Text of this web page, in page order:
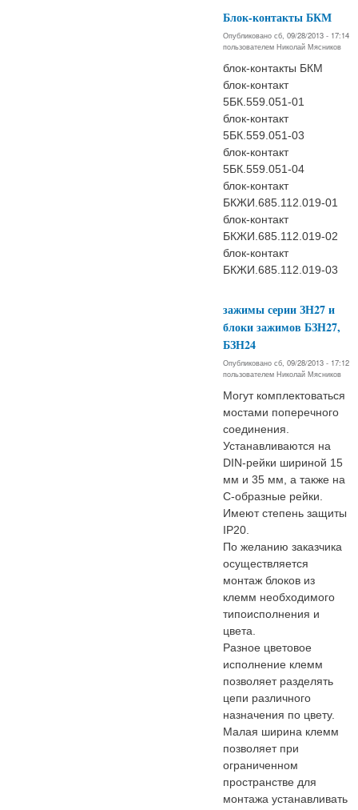
Блок-контакты БКМ
Опубликовано сб, 09/28/2013 - 17:14
пользователем Николай Мясников
блок-контакты БКМ
блок-контакт
5БК.559.051-01
блок-контакт
5БК.559.051-03
блок-контакт
5БК.559.051-04
блок-контакт
БКЖИ.685.112.019-01
блок-контакт
БКЖИ.685.112.019-02
блок-контакт
БКЖИ.685.112.019-03
зажимы серии ЗН27 и
блоки зажимов БЗН27,
БЗН24
Опубликовано сб, 09/28/2013 - 17:12
пользователем Николай Мясников
Могут комплектоваться
мостами поперечного
соединения.
Устанавливаются на
DIN-рейки шириной 15
мм и 35 мм, а также на
С-образные рейки.
Имеют степень защиты
IP20.
По желанию заказчика
осуществляется
монтаж блоков из
клемм необходимого
типоисполнения и
цвета.
Разное цветовое
исполнение клемм
позволяет разделять
цепи различного
назначения по цвету.
Малая ширина клемм
позволяет при
ограниченном
пространстве для
монтажа устанавливать